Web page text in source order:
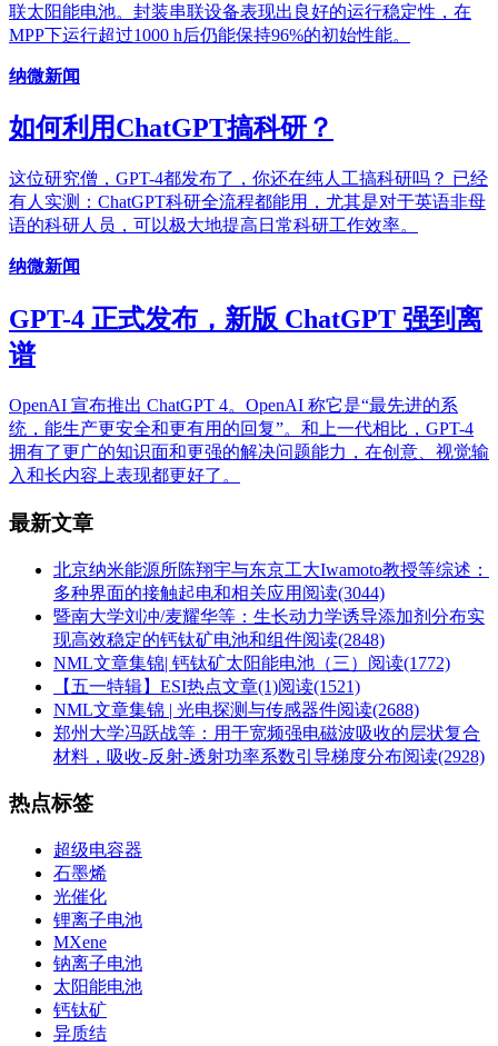
联太阳能电池。封装串联设备表现出良好的运行稳定性，在
MPP下运行超过1000 h后仍能保持96%的初始性能。
纳微新闻
如何利用ChatGPT搞科研？
这位研究僧，GPT-4都发布了，你还在纯人工搞科研吗？ 已经
有人实测：ChatGPT科研全流程都能用，尤其是对于英语非母
语的科研人员，可以极大地提高日常科研工作效率。
纳微新闻
GPT-4 正式发布，新版 ChatGPT 强到离
谱
OpenAI 宣布推出 ChatGPT 4。OpenAI 称它是“最先进的系
统，能生产更安全和更有用的回复”。和上一代相比，GPT-4
拥有了更广的知识面和更强的解决问题能力，在创意、视觉输
入和长内容上表现都更好了。
最新文章
北京纳米能源所陈翔宇与东京工大Iwamoto教授等综述：
多种界面的接触起电和相关应用 阅读(3044)
暨南大学刘冲/麦耀华等：生长动力学诱导添加剂分布实
现高效稳定的钙钛矿电池和组件阅读(2848)
NML文章集锦| 钙钛矿太阳能电池（三） 阅读(1772)
【五一特辑】ESI热点文章(1)阅读(1521)
NML文章集锦 | 光电探测与传感器件阅读(2688)
郑州大学冯跃战等：用于宽频强电磁波吸收的层状复合
材料，吸收-反射-透射功率系数引导梯度分布阅读(2928)
热点标签
超级电容器
石墨烯
光催化
锂离子电池
MXene
钠离子电池
太阳能电池
钙钛矿
异质结